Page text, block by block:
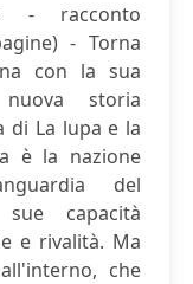
- racconto
- Torna
con la sua
storia
di La lupa e la
è la nazione
del
capacità
e rivalità. Ma
che